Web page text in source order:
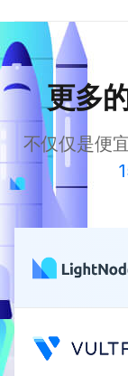
更多
不仅仅是便